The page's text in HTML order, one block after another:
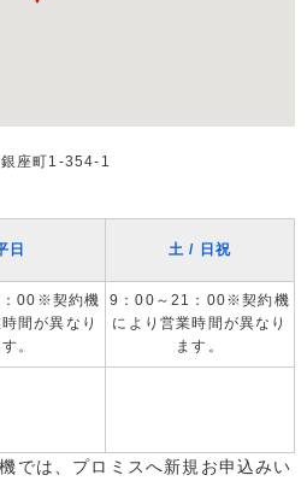
座町1-354-1
日 土 / 日祝
00※契約機
間が異なり
。
9：00～21：00※契約機
により営業時間が異なり
ます。
では、プロミスへ新規お申込みい